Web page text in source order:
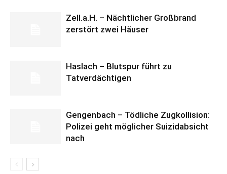
Zell.a.H. – Nächtlicher Großbrand
zerstört zwei Häuser
Haslach – Blutspur führt zu
Tatverdächtigen
Gengenbach – Tödliche Zugkollision:
Polizei geht möglicher Suizidabsicht
nach